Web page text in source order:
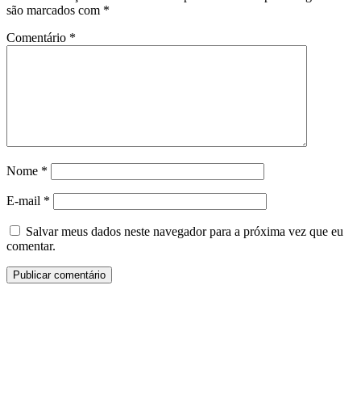
são marcados com *
Comentário *
Nome *
E-mail *
Salvar meus dados neste navegador para a próxima vez que eu
comentar.